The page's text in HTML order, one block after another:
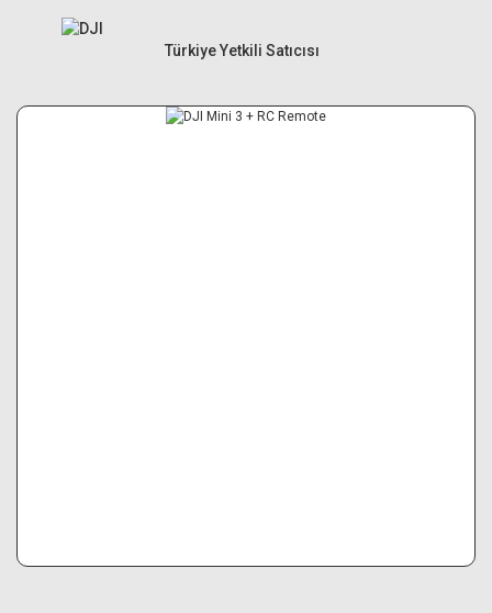
Türkiye Yetkili Satıcısı